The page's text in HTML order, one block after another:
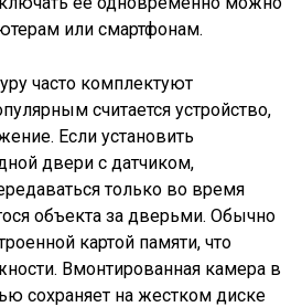
или смартфонам.
часто комплектуют
считается устройство,
Если установить
двери с датчиком,
только во время
объекта за дверьми. Обычно
картой памяти, что
Вмонтированная камера в
сохраняет на жестком диске